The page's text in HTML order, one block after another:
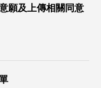
願及上傳相關同意